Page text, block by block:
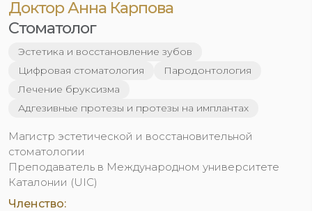
Доктор Анна Карпова
Стоматолог
Эстетика и восстановление зубов
Цифровая стоматология
Пародонтология
Лечение бруксизма
Адгезивные протезы и протезы на имплантах
Магистр эстетической и восстановительной
стоматологии
Преподаватель в Международном университете
Каталонии (UIC)
Членство: